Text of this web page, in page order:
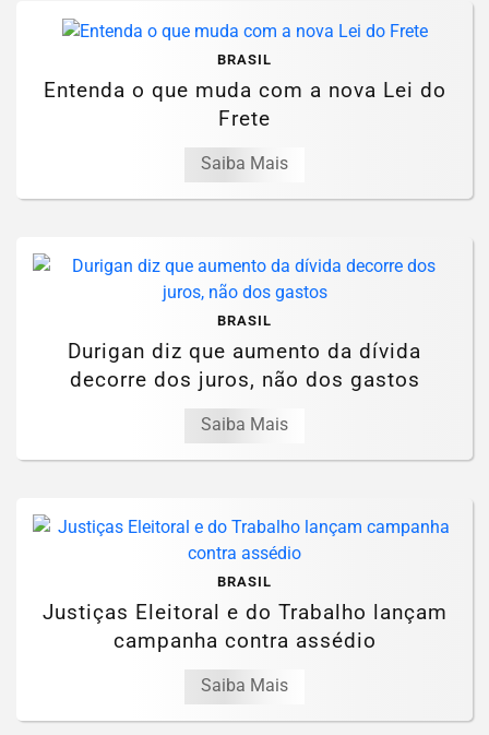
BRASIL
Entenda o que muda com a nova Lei do
Frete
Saiba Mais
BRASIL
Durigan diz que aumento da dívida
decorre dos juros, não dos gastos
Saiba Mais
BRASIL
Justiças Eleitoral e do Trabalho lançam
campanha contra assédio
Saiba Mais